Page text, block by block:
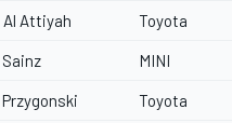
Al Attiyah Toyota
Sainz MINI
Toyota